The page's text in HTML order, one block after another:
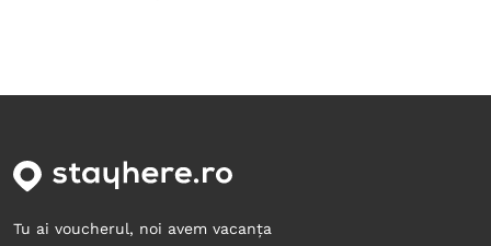
Tu ai voucherul, noi avem vacanța